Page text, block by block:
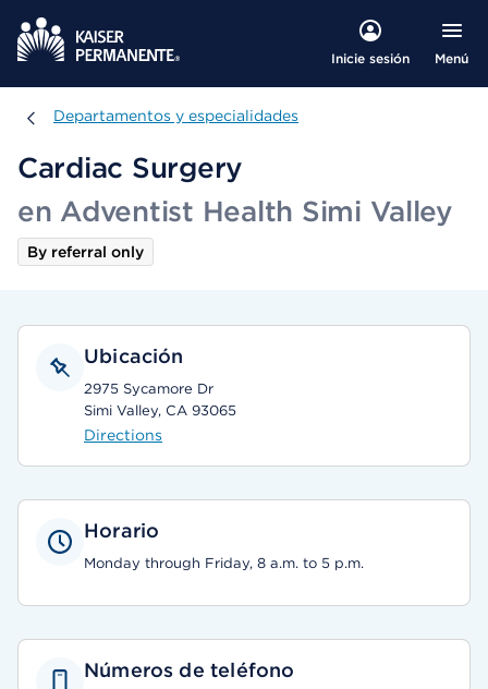
Inicie sesión Menú
Departamentos y especialidades
Departamentos y especialidades
Cardiac Surgery
en Adventist Health Simi Valley
By referral only
Ubicación
2975 Sycamore Dr
Simi Valley, CA 93065
Directions
Horario
Monday through Friday, 8 a.m. to 5 p.m.
Números de teléfono